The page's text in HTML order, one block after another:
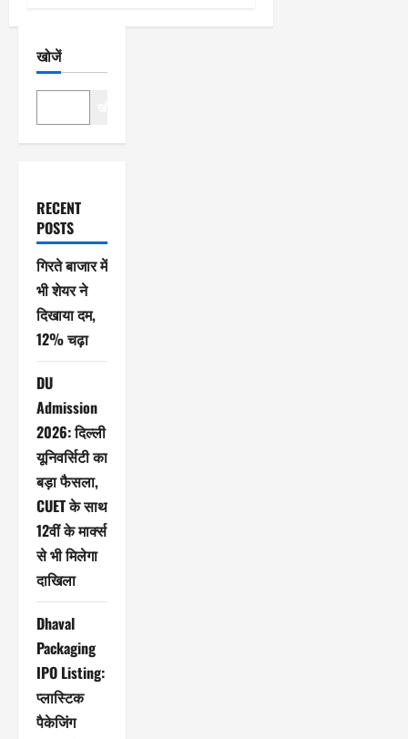
खोजें
RECENT
POSTS
गिरते बाजार में
भी शेयर ने
दिखाया दम,
12% चढ़ा
DU
Admission
2026: दिल्ली
यूनिवर्सिटी का
बड़ा फैसला,
CUET के साथ
12वीं के मार्क्स
से भी मिलेगा
दाखिला
Dhaval
Packaging
IPO Listing:
प्लास्टिक
पैकेजिंग